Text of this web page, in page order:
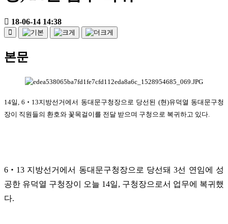
18-06-14 14:38
본문
14일, 6‧13지방선거에서 동대문구청장으로 당선된 (현)유덕열 동대문구청
장이 직원들의 환호와 꽃목걸이를 전달 받으며 구청으로 복귀하고 있다.
6‧13 지방선거에서 동대문구청장으로 당선돼 3선 연임에 성
공한 유덕열 구청장이 오늘 14일, 구청장으로서 업무에 복귀했
다.